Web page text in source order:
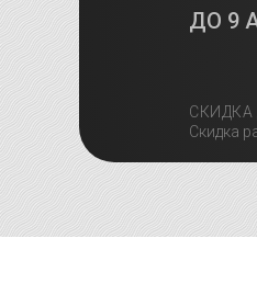
СКИДКА
Скидка
ДО 9